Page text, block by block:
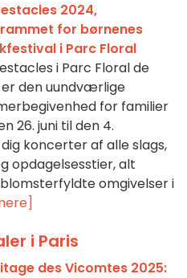
2024,
for børnenes
i Parc Floral
i Parc Floral de
er den uundværlige
for familier
26. juni til den 4.
koncerter af alle slags,
opdagelsesstier, alt
omgivelser i
i Paris
des Vicomtes 2025: